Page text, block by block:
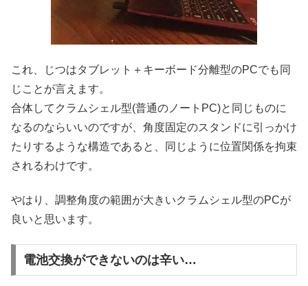
これ、じつはタブレット＋キーボード分離型のPCでも同
じことが言えます。
合体してクラムシェル型(普通のノートPC)と同じものに
なるのならいいのですが、角度固定のスタンドに引っかけ
たりするような構造であると、同じように位置関係を拘束
されるわけです。
やはり、調整角度の範囲が大きいクラムシェル型のPCが
良いと思います。
電池交換ができないのは辛い…